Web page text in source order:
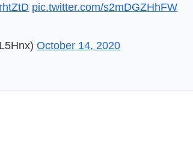
pic.twitter.com/s2mDGZHhFW
October 14, 2020